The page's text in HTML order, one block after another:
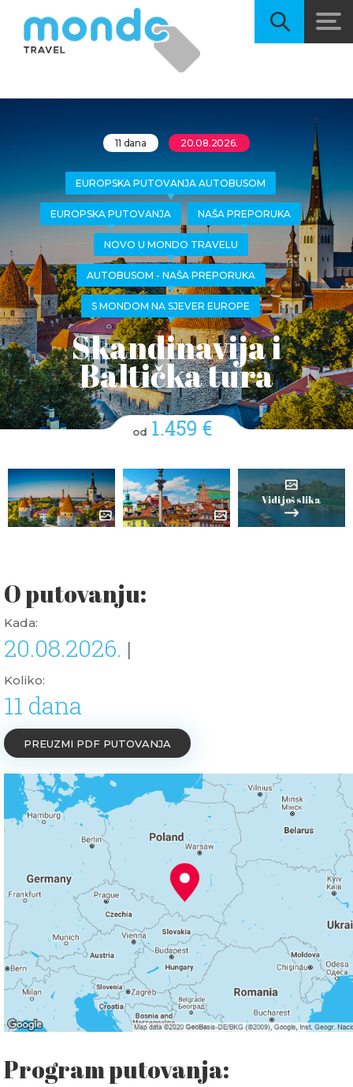
11 dana 20.08.2026.
EUROPSKA PUTOVANJA AUTOBUSOM
EUROPSKA PUTOVANJA NAŠA PREPORUKA
NOVO U MONDO TRAVELU
AUTOBUSOM - NAŠA PREPORUKA
S MONDOM NA SJEVER EUROPE
Skandinavija i
Baltička tura
od 1.459 €
Vidi još slika
O putovanju:
Kada:
20.08.2026. |
Koliko:
11 dana
PREUZMI PDF PUTOVANJA
Program putovanja: